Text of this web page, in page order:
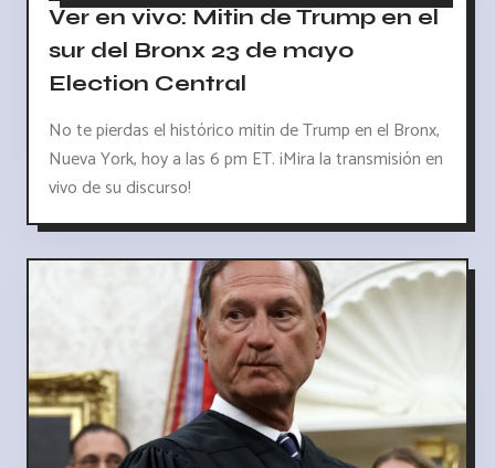
Ver en vivo: Mitin de Trump en el
sur del Bronx 23 de mayo
Election Central
No te pierdas el histórico mitin de Trump en el Bronx,
Nueva York, hoy a las 6 pm ET. ¡Mira la transmisión en
vivo de su discurso!